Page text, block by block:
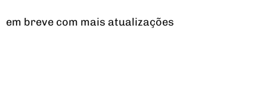
em breve com mais atualizações